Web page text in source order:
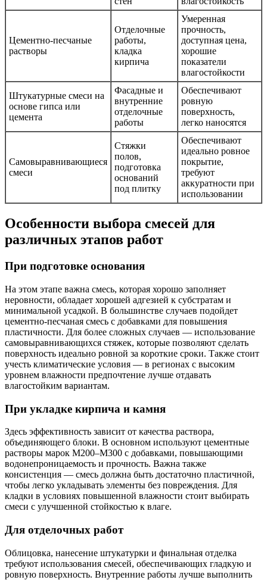
Цементно-песчаные
растворы
Отделочные
работы,
кладка
кирпича
Умеренная
прочность,
доступная цена,
хорошие
показатели
влагостойкости
Штукатурные смеси на
основе гипса или
цемента
Фасадные и
внутренние
отделочные
работы
Обеспечивают
ровную
поверхность,
легко наносятся
Самовыравнивающиеся
смеси
Стяжки
полов,
подготовка
оснований
под плитку
Обеспечивают
идеально ровное
покрытие,
требуют
аккуратности при
использовании
Особенности выбора смесей для
различных этапов работ
При подготовке основания
На этом этапе важна смесь, которая хорошо заполняет
неровности, обладает хорошей адгезией к субстратам и
минимальной усадкой. В большинстве случаев подойдет
цементно-песчаная смесь с добавками для повышения
пластичности. Для более сложных случаев — использование
самовыравнивающихся стяжек, которые позволяют сделать
поверхность идеально ровной за короткие сроки. Также стоит
учесть климатические условия — в регионах с высоким
уровнем влажности предпочтение лучше отдавать
влагостойким вариантам.
При укладке кирпича и камня
Здесь эффективность зависит от качества раствора,
объединяющего блоки. В основном используют цементные
растворы марок М200–М300 с добавками, повышающими
водонепроницаемость и прочность. Важна также
консистенция — смесь должна быть достаточно пластичной,
чтобы легко укладывать элементы без повреждения. Для
кладки в условиях повышенной влажности стоит выбирать
смеси с улучшенной стойкостью к влаге.
Для отделочных работ
Облицовка, нанесение штукатурки и финальная отделка
требуют использования смесей, обеспечивающих гладкую и
ровную поверхность. Внутренние работы лучше выполнить